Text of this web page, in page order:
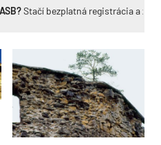
Stačí bezplatná registrácia a